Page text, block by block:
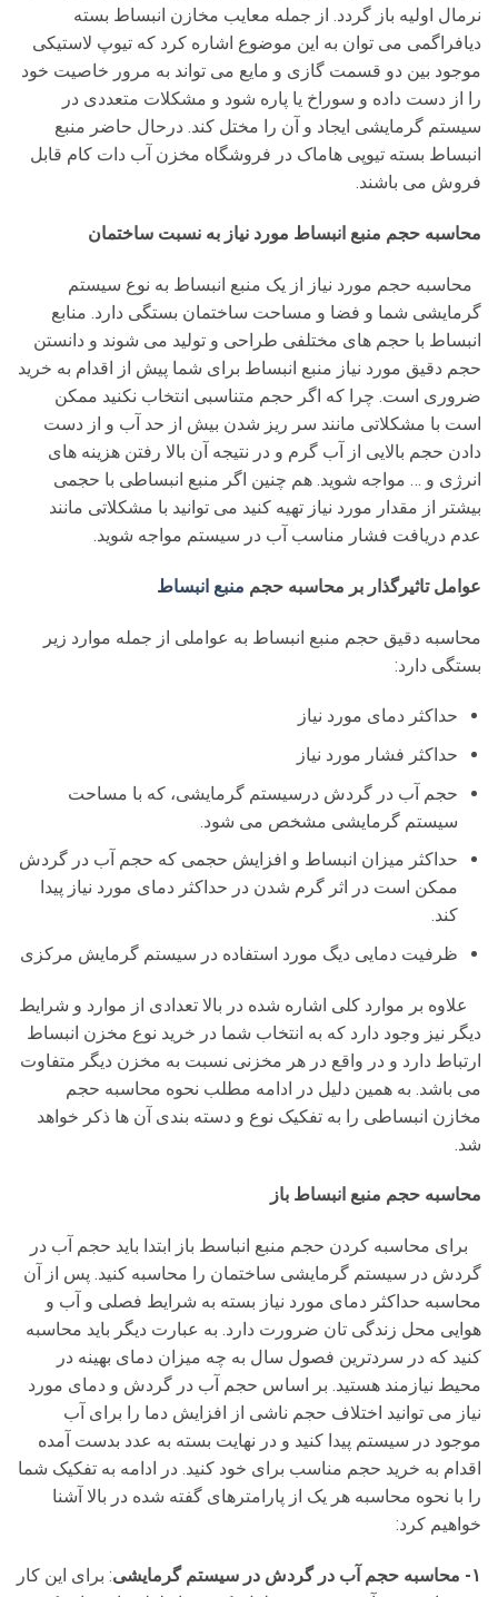
نرمال اولیه باز گردد. از جمله معایب مخازن انبساط بسته
دیافراگمی می توان به این موضوع اشاره کرد که تیوپ لاستیکی
موجود بین دو قسمت گازی و مایع می تواند به مرور خاصیت خود
را از دست داده و سوراخ یا پاره شود و مشکلات متعددی در
سیستم گرمایشی ایجاد و آن را مختل کند. درحال حاضر منبع
انبساط بسته تیوپی هاماک در فروشگاه مخزن آب دات کام قابل
فروش می باشند.
محاسبه حجم منبع انبساط مورد نیاز به نسبت ساختمان
محاسبه حجم مورد نیاز از یک منبع انبساط به نوع سیستم
گرمایشی شما و فضا و مساحت ساختمان بستگی دارد. منابع
انبساط با حجم های مختلفی طراحی و تولید می شوند و دانستن
حجم دقیق مورد نیاز منبع انبساط برای شما پیش از اقدام به خرید
ضروری است. چرا که اگر حجم متناسبی انتخاب نکنید ممکن
است با مشکلاتی مانند سر ریز شدن بیش از حد آب و از دست
دادن حجم بالایی از آب گرم و در نتیجه آن بالا رفتن هزینه های
انرژی و … مواجه شوید. هم چنین اگر منبع انبساطی با حجمی
بیشتر از مقدار مورد نیاز تهیه کنید می توانید با مشکلاتی مانند
عدم دریافت فشار مناسب آب در سیستم مواجه شوید.
عوامل تاثیرگذار بر محاسبه حجم منبع انبساط
محاسبه دقیق حجم منبع انبساط به عواملی از جمله موارد زیر
بستگی دارد:
حداکثر دمای مورد نیاز
حداکثر فشار مورد نیاز
حجم آب در گردش درسیستم گرمایشی، که با مساحت
سیستم گرمایشی مشخص می شود.
حداکثر میزان انبساط و افزایش حجمی که حجم آب در گردش
ممکن است در اثر گرم شدن در حداکثر دمای مورد نیاز پیدا
کند.
ظرفیت دمایی دیگ مورد استفاده در سیستم گرمایش مرکزی
علاوه بر موارد کلی اشاره شده در بالا تعدادی از موارد و شرایط
دیگر نیز وجود دارد که به انتخاب شما در خرید نوع مخزن انبساط
ارتباط دارد و در واقع در هر مخزنی نسبت به مخزن دیگر متفاوت
می باشد. به همین دلیل در ادامه مطلب نحوه محاسبه حجم
مخازن انبساطی را به تفکیک نوع و دسته بندی آن ها ذکر خواهد
شد.
محاسبه حجم منبع انبساط باز
برای محاسبه کردن حجم منبع انباسط باز ابتدا باید حجم آب در
گردش در سیستم گرمایشی ساختمان را محاسبه کنید. پس از آن
محاسبه حداکثر دمای مورد نیاز بسته به شرایط فصلی و آب و
هوایی محل زندگی تان ضرورت دارد. به عبارت دیگر باید محاسبه
کنید که در سردترین فصول سال به چه میزان دمای بهینه در
محیط نیازمند هستید. بر اساس حجم آب در گردش و دمای مورد
نیاز می توانید اختلاف حجم ناشی از افزایش دما را برای آب
موجود در سیستم پیدا کنید و در نهایت بسته به عدد بدست آمده
اقدام به خرید حجم مناسب برای خود کنید. در ادامه به تفکیک شما
را با نحوه محاسبه هر یک از پارامترهای گفته شده در بالا آشنا
خواهیم کرد:
۱- محاسبه حجم آب در گردش در سیستم گرمایشی
: برای این کار